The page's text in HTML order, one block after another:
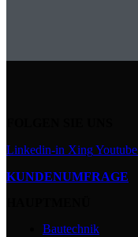
Linkedin-in XingYoutube
KUNDENUMFRAGE
Bautechnik